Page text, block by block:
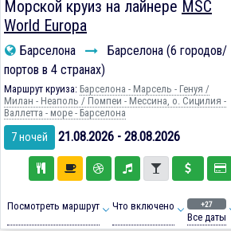
Морской круиз на лайнере MSC
World Europa
Барселона
Барселона (6 городов/
портов в 4 странах)
Маршрут круиза: Барселона - Марсель - Генуя /
Милан - Неаполь / Помпеи - Мессина, о. Сицилия -
Валлетта - море - Барселона
7 ночей 21.08.2026 - 28.08.2026
Посмотреть маршрут Что включено +27
Все даты